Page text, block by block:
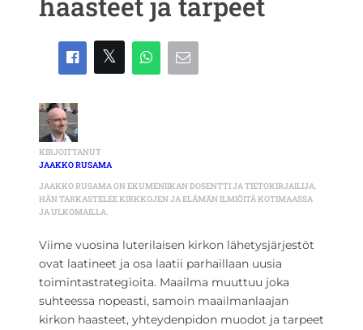
KIRJOITTANUT
JAAKKO RUSAMA
JAAKKO RUSAMA ON EKUMENIIKAN DOSENTTI JA TIETOKIRJAILIJA.
HÄN TARKASTELEE KIRKKOJEN JA ELÄMÄN ILMIÖITÄ KOTIMAASSA
JA ULKOMAILLA.
Viime vuosina luterilaisen kirkon lähetysjärjestöt
ovat laatineet ja osa laatii parhaillaan uusia
toimintastrategioita. Maailma muuttuu joka
suhteessa nopeasti, samoin maailmanlaajan
kirkon haasteet, yhteydenpidon muodot ja tarpeet